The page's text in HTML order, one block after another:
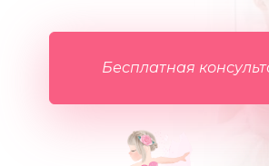
Бесплатная